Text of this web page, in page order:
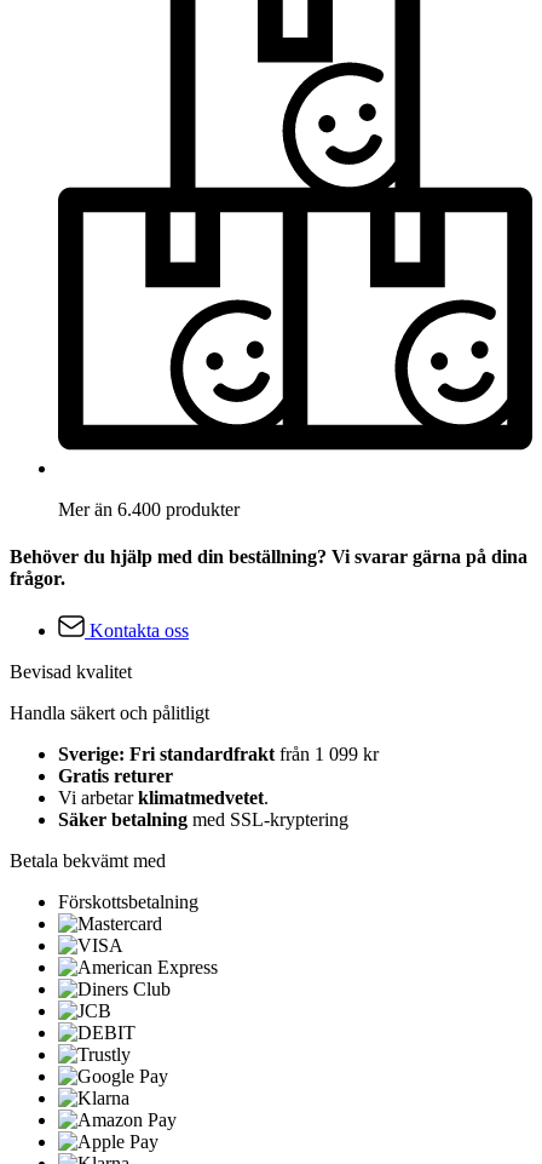
Mer än 6.400 produkter
Behöver du hjälp med din beställning? Vi svarar gärna på dina
frågor.
Kontakta oss
Bevisad kvalitet
Handla säkert och pålitligt
Sverige: Fri standardfrakt från 1 099 kr
Gratis returer
Vi arbetarklimatmedvetet.
Säker betalning med SSL-kryptering
Betala bekvämt med
Förskottsbetalning